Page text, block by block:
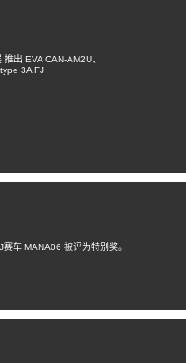
出 EVA CAN-AM2U、
3A FJ
车 MANA06 被评为特别奖。